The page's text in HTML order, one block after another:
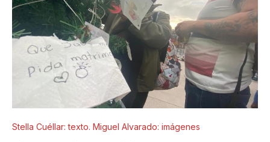
Stella Cuéllar: texto. Miguel Alvarado: imágenes